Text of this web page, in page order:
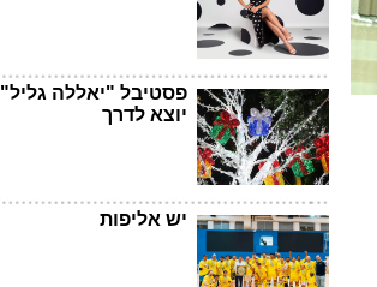
פסטיבל "יאללה גליל"
יוצא לדרך
יש אליפות